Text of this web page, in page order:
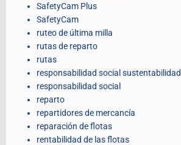
SafetyCam Plus
SafetyCam
ruteo de última milla
rutas de reparto
rutas
responsabilidad social sustentabilidad
responsabilidad social
reparto
repartidores de mercancía
reparación de flotas
rentabilidad de las flotas